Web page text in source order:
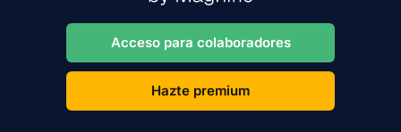
Acceso para colaboradores
Hazte premium